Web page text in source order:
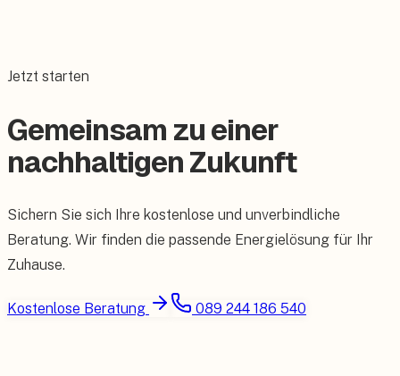
Jetzt starten
Gemeinsam zu einer
nachhaltigen Zukunft
Sichern Sie sich Ihre kostenlose und unverbindliche
Beratung. Wir finden die passende Energielösung für Ihr
Zuhause.
Kostenlose Beratung 089 244 186 540